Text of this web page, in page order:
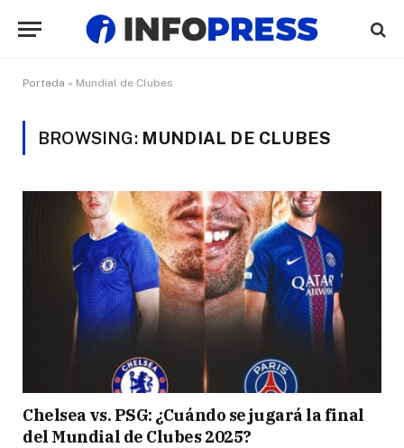
Portada » Mundial de Clubes
BROWSING: MUNDIAL DE CLUBES
Chelsea vs. PSG: ¿Cuándo se jugará la final
del Mundial de Clubes 2025?